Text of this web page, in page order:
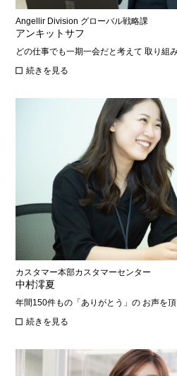
Angellir Division グローバル戦略課
アンキットサフ
どの仕事でも一期一会だと考えて 取り組
続きを見る
カスタマー本部カスタマーセンター
中村澪夏
年間150件もの「ありがとう」の お声を頂
続きを見る